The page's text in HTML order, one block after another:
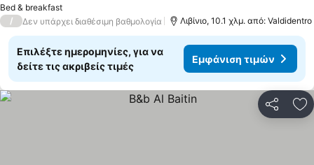
Bed & breakfast
/ Δεν υπάρχει διαθέσιμη βαθμολογία Λιβίνιο, 10.1 χλμ. από: Valdidentro
Επιλέξτε ημερομηνίες, για να
δείτε τις ακριβείς τιμές
Εμφάνιση τιμών